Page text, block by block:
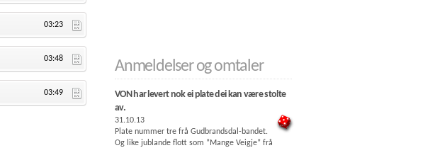
03:23
03:48
03:49
Anmeldelser og omtaler
VON har levert nok ei plate dei kan være stolte
av.
31.10.13
Plate nummer tre frå Gudbrandsdal-bandet.
Og like jublande flott som ”Mange Veigje” frå